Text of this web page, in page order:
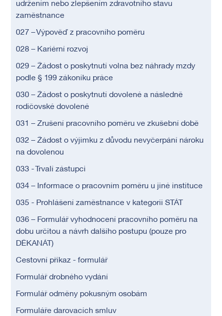
udržením nebo zlepšením zdravotního stavu
zaměstnance
027 – Výpověď z pracovního poměru
028 – Kariérní rozvoj
029 – Žádost o poskytnutí volna bez náhrady mzdy
podle § 199 zákoníku práce
030 – Žádost o poskytnutí dovolené a následně
rodičovské dovolené
031 – Zrušení pracovního poměru ve zkušební době
032 – Žádost o výjimku z důvodu nevyčerpání nároku
na dovolenou
033 - Trvalí zástupci
034 – Informace o pracovním poměru u jiné instituce
035 - Prohlášení zaměstnance v kategorii STÁT
036 – Formulář vyhodnocení pracovního poměru na
dobu určitou a návrh dalšího postupu (pouze pro
DĚKANÁT)
Cestovní příkaz - formulář
Formulář drobného vydání
Formulář odměny pokusným osobám
Formuláře darovacích smluv